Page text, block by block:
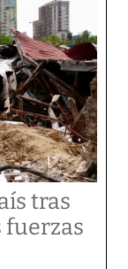
tras
fuerzas